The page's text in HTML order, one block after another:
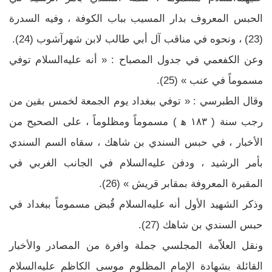
الحبس المعروف بدار المسيب بباب الكوفة ، وفيه السدرة
(23) ، ونحوه في مناقب آل أبي طالب لابن شهرآشوب (24).
وعن الكفعمي في جدول المصباح : « أنه عليه‌السلام توفي
مسموماً في عنب » (25).
وقال الطبرسي : « توفي ببغداد يوم الجمعة لخمس بقين من
رجب سنة ( ١٨٣ ه‍ ) مسموماً ومظلوماً ، على الصحيح من
الأخبار ، في حبس السندي بن شاهك ، سقاه السم السندي
بأمر الرشيد ، ودفن عليه‌السلام في الجانب الغربي في
المقبرة المعروفة بمقابر قريش » (26).
وذكر الشهيد الأول أنه عليه‌السلام قُبض مسموماً ببغداد في
حبس السندي بن شاهك (27).
ونقل العلاّمة المجلسي جملة وافرة من المصادر والأخبار
القائلة بشهادة الإمام المظلوم موسى الكاظم عليه‌السلام